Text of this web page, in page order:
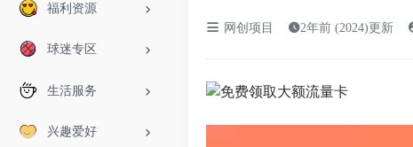
福利资源
球迷专区
生活服务
兴趣爱好
网创项目 2年前 (2024)更新